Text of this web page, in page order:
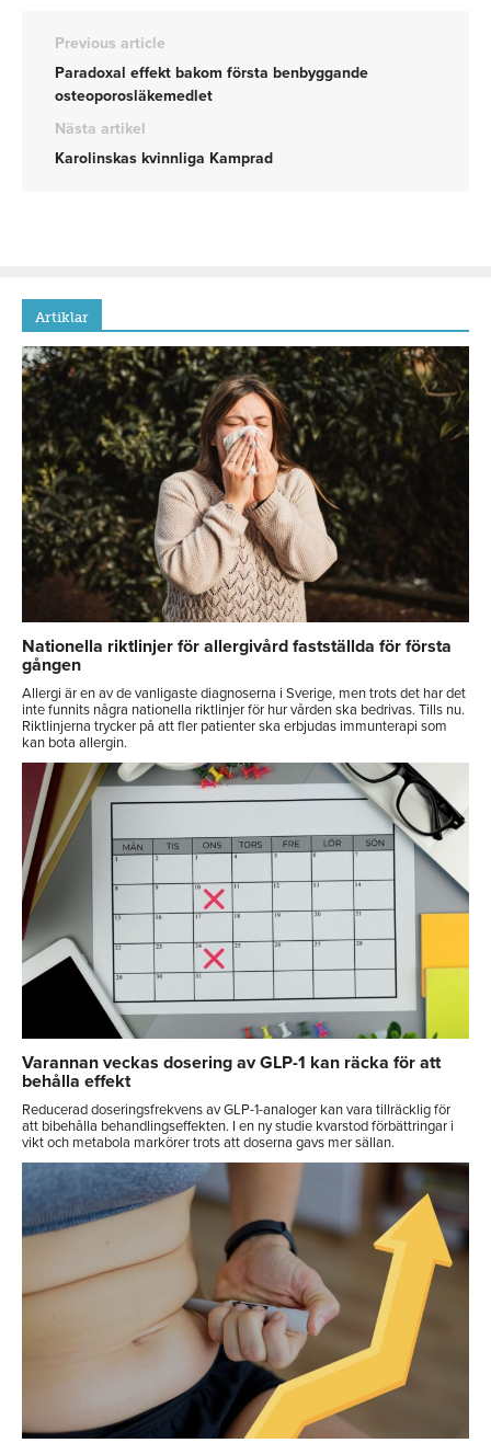
Previous article
Paradoxal effekt bakom första benbyggande
osteoporosläkemedlet
Nästa artikel
Karolinskas kvinnliga Kamprad
Artiklar
Nationella riktlinjer för allergivård fastställda för första
gången
Allergi är en av de vanligaste diagnoserna i Sverige, men trots det har det
inte funnits några nationella riktlinjer för hur vården ska bedrivas. Tills nu.
Riktlinjerna trycker på att fler patienter ska erbjudas immunterapi som
kan bota allergin.
Varannan veckas dosering av GLP-1 kan räcka för att
behålla effekt
Reducerad doseringsfrekvens av GLP-1-analoger kan vara tillräcklig för
att bibehålla behandlingseffekten. I en ny studie kvarstod förbättringar i
vikt och metabola markörer trots att doserna gavs mer sällan.